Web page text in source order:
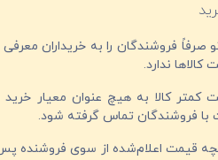
صرفاً فروشندگان را به خریداران
کالاها ندارد.
کمتر کالا به هیچ عنوان معیار خرید
با فروشندگان تماس گرفته شود.
قیمت اعلام‌شده از سوی فروشنده